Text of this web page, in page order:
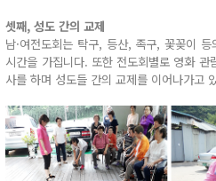
셋째, 성도 간의 교제
남·여전도회는 탁구, 등산, 족구, 꽃꽂이
시간을 가집니다. 또한 전도회별로 영화
사를 하며 성도들 간의 교제를 이어나가고